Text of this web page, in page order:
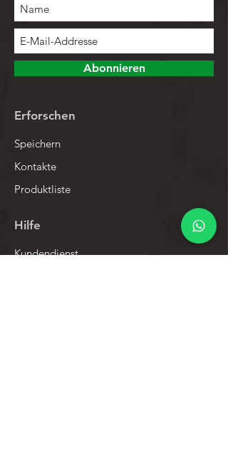
Abonnieren
Erforschen
Speichern
Kontakte
Produktliste
Hilfe
Kundendienst